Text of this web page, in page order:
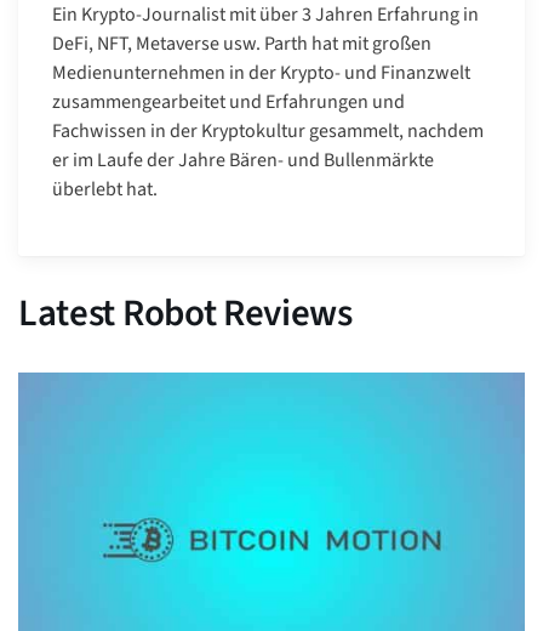
Ein Krypto-Journalist mit über 3 Jahren Erfahrung in
DeFi, NFT, Metaverse usw. Parth hat mit großen
Medienunternehmen in der Krypto- und Finanzwelt
zusammengearbeitet und Erfahrungen und
Fachwissen in der Kryptokultur gesammelt, nachdem
er im Laufe der Jahre Bären- und Bullenmärkte
überlebt hat.
Latest Robot Reviews